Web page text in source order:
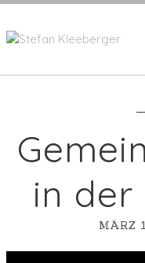
in der
MÄRZ